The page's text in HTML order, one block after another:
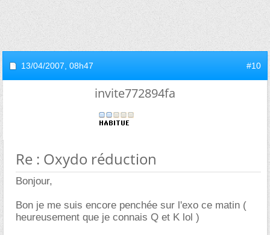
13/04/2007, 08h47 #10
invite772894fa
Re : Oxydo réduction
Bonjour,
Bon je me suis encore penchée sur l'exo ce matin (
heureusement que je connais Q et K lol )